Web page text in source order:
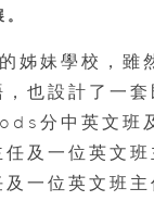
姊妹學校，
也設計了一
分中英文班
及一位英文
一位英文班